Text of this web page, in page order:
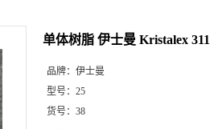
单体树脂 伊士曼 Kristalex
品牌： 伊士曼
型号： 25
货号： 38